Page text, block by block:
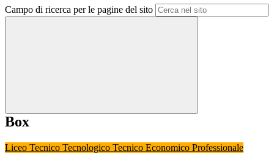
Campo di ricerca per le pagine del sito
Box
Liceo Tecnico Tecnologico Tecnico Economico Professionale